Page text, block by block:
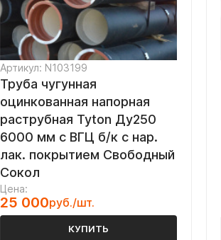
Артикул: N103199
Труба чугунная
оцинкованная напорная
раструбная Tyton Ду250
6000 мм с ВГЦ б/к с нар.
лак. покрытием Свободный
Сокол
Цена:
25 000руб./шт.
КУПИТЬ